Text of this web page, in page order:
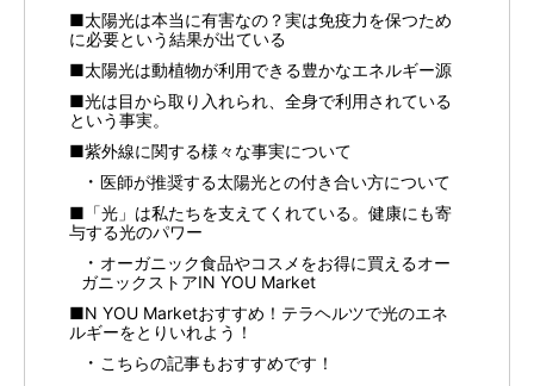
■太陽光は本当に有害なの？実は免疫力を保つため
に必要という結果が出ている
■太陽光は動植物が利用できる豊かなエネルギー源
■光は目から取り入れられ、全身で利用されている
という事実。
■紫外線に関する様々な事実について
医師が推奨する太陽光との付き合い方について
■「光」は私たちを支えてくれている。健康にも寄
与する光のパワー
オーガニック食品やコスメをお得に買えるオー
ガニックストアIN YOU Market
■N YOU Marketおすすめ！テラヘルツで光のエネ
ルギーをとりいれよう！
こちらの記事もおすすめです！